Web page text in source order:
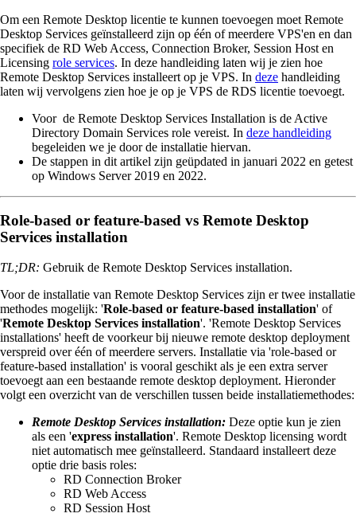
Om een Remote Desktop licentie te kunnen toevoegen moet Remote
Desktop Services geïnstalleerd zijn op één of meerdere VPS'en en dan
specifiek de RD Web Access, Connection Broker, Session Host en
Licensing role services. In deze handleiding laten wij je zien hoe
Remote Desktop Services installeert op je VPS. In deze handleiding
laten wij vervolgens zien hoe je op je VPS de RDS licentie toevoegt.
Voor de Remote Desktop Services Installation is de Active
Directory Domain Services role vereist. In deze handleiding
begeleiden we je door de installatie hiervan.
De stappen in dit artikel zijn geüpdated in januari 2022 en getest
op Windows Server 2019 en 2022.
Role-based or feature-based vs Remote Desktop
Services installation
TL;DR: Gebruik de Remote Desktop Services installation.
Voor de installatie van Remote Desktop Services zijn er twee installatie
methodes mogelijk: 'Role-based or feature-based installation' of
'Remote Desktop Services installation'. 'Remote Desktop Services
installations' heeft de voorkeur bij nieuwe remote desktop deployment
verspreid over één of meerdere servers. Installatie via 'role-based or
feature-based installation' is vooral geschikt als je een extra server
toevoegt aan een bestaande remote desktop deployment. Hieronder
volgt een overzicht van de verschillen tussen beide installatiemethodes:
Remote Desktop Services installation: Deze optie kun je zien
als een 'express installation'. Remote Desktop licensing wordt
niet automatisch mee geïnstalleerd. Standaard installeert deze
optie drie basis roles:
RD Connection Broker
RD Web Access
RD Session Host